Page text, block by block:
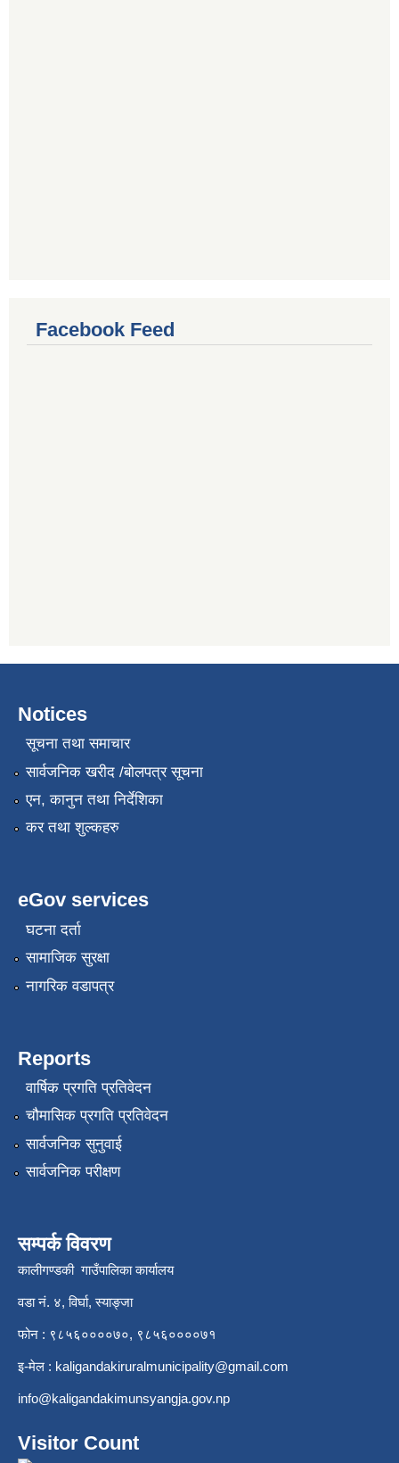
Facebook Feed
Notices
सूचना तथा समाचार
सार्वजनिक खरीद /बोलपत्र सूचना
एन, कानुन तथा निर्देशिका
कर तथा शुल्कहरु
eGov services
घटना दर्ता
सामाजिक सुरक्षा
नागरिक वडापत्र
Reports
वार्षिक प्रगति प्रतिवेदन
चौमासिक प्रगति प्रतिवेदन
सार्वजनिक सुनुवाई
सार्वजनिक परीक्षण
सम्पर्क विवरण
कालीगण्डकी गाउँपालिका कार्यालय
वडा नं. ४, विर्घा, स्याङ्जा
फोन : ९८५६००००७०, ९८५६००००७१
इ-मेल : kaligandakiruralmunicipality@gmail.com
info@kaligandakimunsyangja.gov.np
Visitor Count